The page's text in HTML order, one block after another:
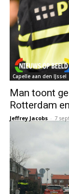
Capelle aan den IJssel
Man toont
Rotterdam
Jeffrey Jacobs - 7